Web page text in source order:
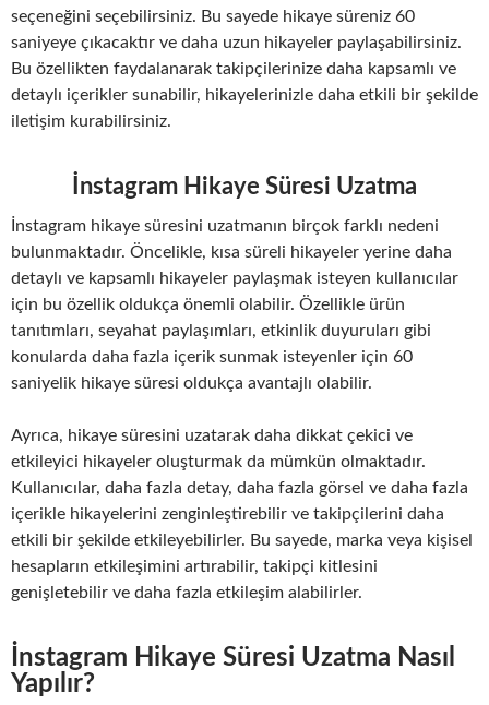
seçeneğini seçebilirsiniz. Bu sayede hikaye süreniz 60
saniyeye çıkacaktır ve daha uzun hikayeler paylaşabilirsiniz.
Bu özellikten faydalanarak takipçilerinize daha kapsamlı ve
detaylı içerikler sunabilir, hikayelerinizle daha etkili bir şekilde
iletişim kurabilirsiniz.
İnstagram Hikaye Süresi Uzatma
İnstagram hikaye süresini uzatmanın birçok farklı nedeni
bulunmaktadır. Öncelikle, kısa süreli hikayeler yerine daha
detaylı ve kapsamlı hikayeler paylaşmak isteyen kullanıcılar
için bu özellik oldukça önemli olabilir. Özellikle ürün
tanıtımları, seyahat paylaşımları, etkinlik duyuruları gibi
konularda daha fazla içerik sunmak isteyenler için 60
saniyelik hikaye süresi oldukça avantajlı olabilir.
Ayrıca, hikaye süresini uzatarak daha dikkat çekici ve
etkileyici hikayeler oluşturmak da mümkün olmaktadır.
Kullanıcılar, daha fazla detay, daha fazla görsel ve daha fazla
içerikle hikayelerini zenginleştirebilir ve takipçilerini daha
etkili bir şekilde etkileyebilirler. Bu sayede, marka veya kişisel
hesapların etkileşimini artırabilir, takipçi kitlesini
genişletebilir ve daha fazla etkileşim alabilirler.
İnstagram Hikaye Süresi Uzatma Nasıl
Yapılır?